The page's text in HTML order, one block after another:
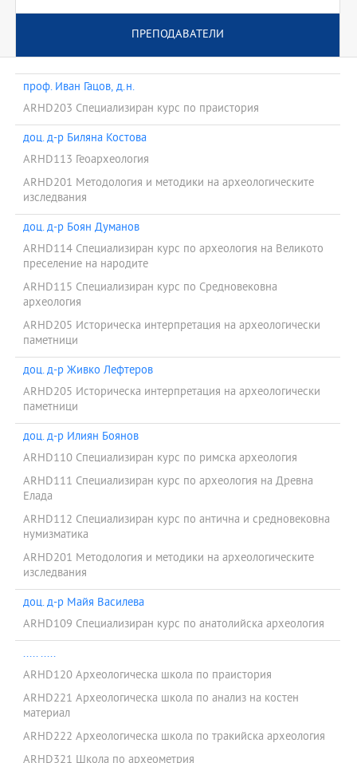
ПРЕПОДАВАТЕЛИ
проф. Иван Гацов, д.н.
ARHD203 Специализиран курс по праистория
доц. д-р Биляна Костова
ARHD113 Геоархеология
ARHD201 Методология и методики на археологическите
изследвания
доц. д-р Боян Думанов
ARHD114 Специализиран курс по археология на Великото
преселение на народите
ARHD115 Специализиран курс по Средновековна
археология
ARHD205 Историческа интерпретация на археологически
паметници
доц. д-р Живко Лефтеров
ARHD205 Историческа интерпретация на археологически
паметници
доц. д-р Илиян Боянов
ARHD110 Специализиран курс по римска археология
ARHD111 Специализиран курс по археология на Древна
Елада
ARHD112 Специализиран курс по антична и средновековна
нумизматика
ARHD201 Методология и методики на археологическите
изследвания
доц. д-р Майя Василева
ARHD109 Специализиран курс по анатолийска археология
..... .....
ARHD120 Археологическа школа по праистория
ARHD221 Археологическа школа по анализ на костен
материал
ARHD222 Археологическа школа по тракийска археология